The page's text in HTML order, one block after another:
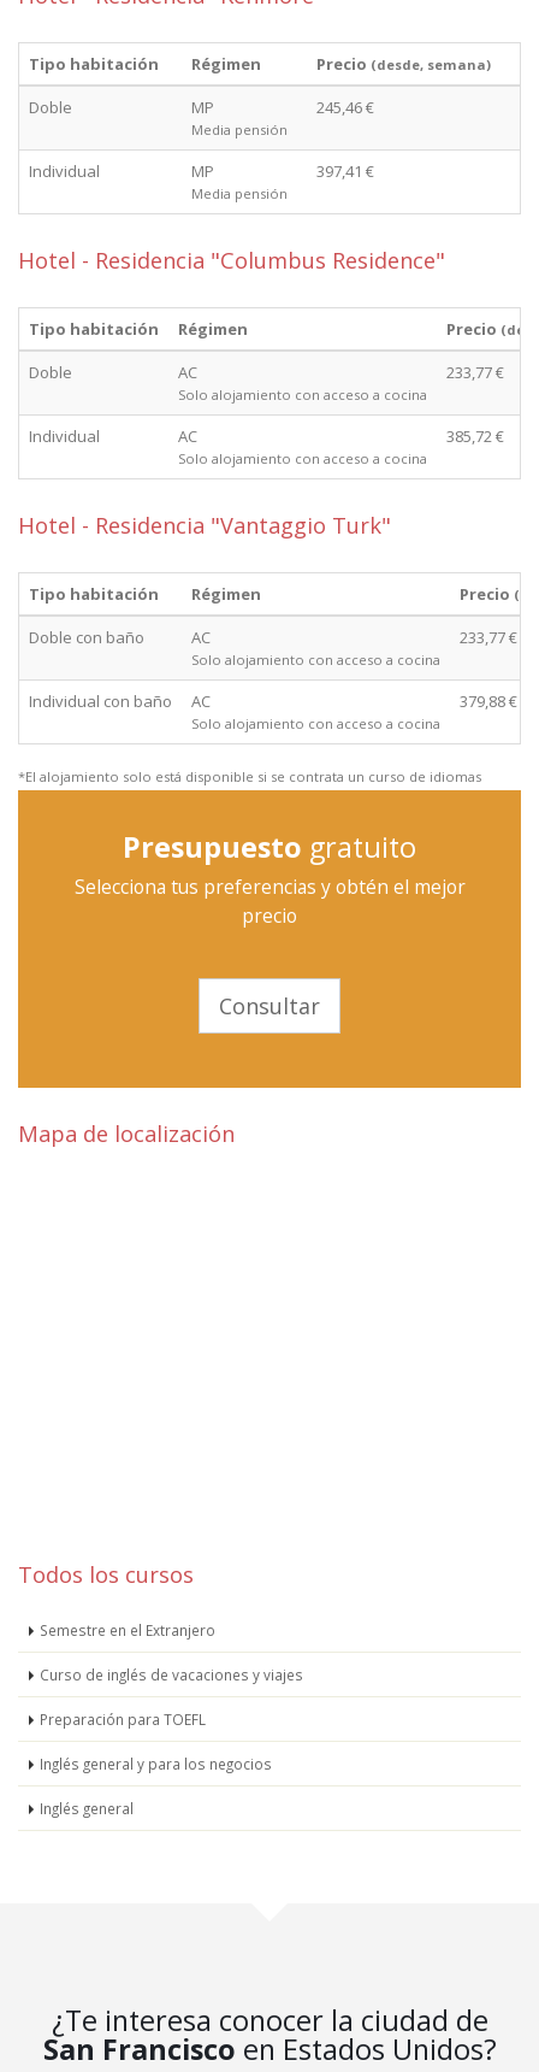
Tipo habitación Régimen Precio (desde, semana)
Doble MP
Media pensión
245,46 €
Individual MP
Media pensión
397,41 €
Hotel - Residencia "Columbus Residence"
Tipo habitación Régimen Precio
Doble AC
Solo alojamiento con acceso a cocina
233,77 €
Individual AC
Solo alojamiento con acceso a cocina
385,72 €
Hotel - Residencia "Vantaggio Turk"
Tipo habitación Régimen Precio
Doble con baño AC
Solo alojamiento con acceso a cocina
233,77 €
Individual con baño AC
Solo alojamiento con acceso a cocina
379,88 €
*El alojamiento solo está disponible si se contrata un curso de idiomas
Presupuesto gratuito
Selecciona tus preferencias y obtén el mejor
precio
Consultar
Mapa de localización
Todos los cursos
Semestre en el Extranjero
Curso de inglés de vacaciones y viajes
Preparación para TOEFL
Inglés general y para los negocios
Inglés general
¿Te interesa conocer la ciudad de
San Francisco en Estados Unidos?